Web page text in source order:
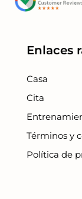
Enlaces
Casa
Cita
Términos y
Política de